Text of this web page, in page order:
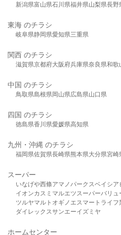
新潟県富山県石川県福井県山梨県長野
東海 のチラシ
岐阜県静岡県愛知県三重県
関西 のチラシ
滋賀県京都府大阪府兵庫県奈良県和歌
中国 のチラシ
鳥取県島根県岡山県広島県山口県
四国 のチラシ
徳島県香川県愛媛県高知県
九州・沖縄 のチラシ
福岡県佐賀県長崎県熊本県大分県宮崎
スーパー
いなげや西條アマノパークスベイシア
イオンカスミ マルエツスーパーバリュ
ツルヤマルト オギノ エスマート ライフ
ダイレックスサンエーイズミヤ
ホームセンター